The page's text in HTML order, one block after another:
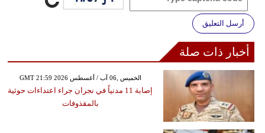
أرسل التعليق
أخبار ذات صلة
GMT 21:59 2026 الخميس ,06 آب / أغسطس
إصابة 11 مدنياً في نجران جراء اعتداءات حوثية
بالمقذوفات